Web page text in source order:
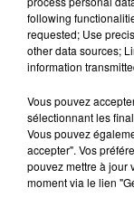
À LA UNE
following
requested; Use
other data sources;
information
Vous pouvez
sélectionnant les
Vous pouvez
accepter". Vos
pouvez mettre à jour
moment via le lien